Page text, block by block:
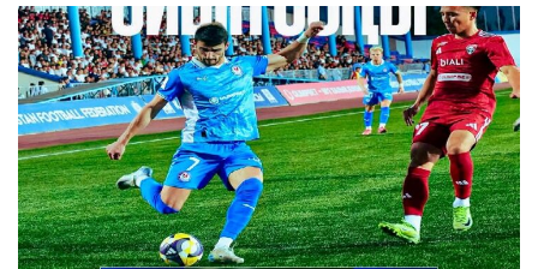
at
s
A
p
p
c
e
b
o
o
k
tt
er
n
o
kl
a
ss
ni
ki
e
gr
a
m
.R
u
er п
р
а
в
и
т
ь